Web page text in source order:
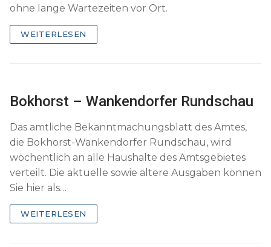
ohne lange Wartezeiten vor Ort.
WEITERLESEN
Bokhorst – Wankendorfer Rundschau
Das amtliche Bekanntmachungsblatt des Amtes,
die Bokhorst-Wankendorfer Rundschau, wird
wöchentlich an alle Haushalte des Amtsgebietes
verteilt. Die aktuelle sowie ältere Ausgaben können
Sie hier als…
WEITERLESEN